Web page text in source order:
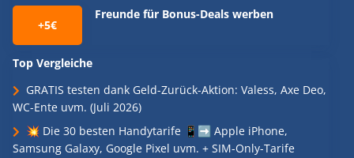
+5€
Freunde für Bonus-Deals werben
Top Vergleiche
GRATIS testen dank Geld-Zurück-Aktion: Valess, Axe Deo,
WC-Ente uvm. (Juli 2026)
💥 Die 30 besten Handytarife 📱➡️ Apple iPhone,
Samsung Galaxy, Google Pixel uvm. + SIM-Only-Tarife